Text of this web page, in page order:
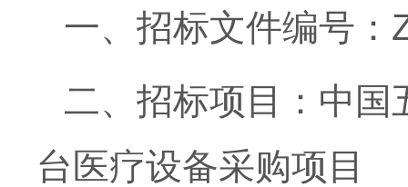
一、招标文件编号：
二、招标项目：中国
台医疗设备采购项目